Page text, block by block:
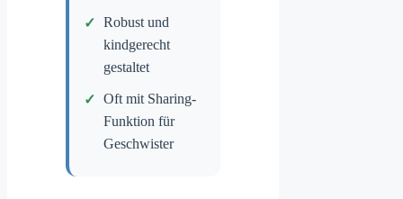
Robust und
kindgerecht
gestaltet
Oft mit Sharing-
Funktion für
Geschwister